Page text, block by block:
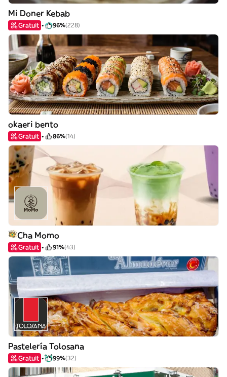
Mi Doner Kebab
Gratuit 96%(228)
okaeri bento
Gratuit 86%(14)
Cha Momo
Gratuit 91%(43)
Pastelería Tolosana
Gratuit 99%(32)